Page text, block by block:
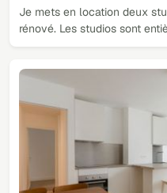
Je mets en location deux
rénové. Les studios sont